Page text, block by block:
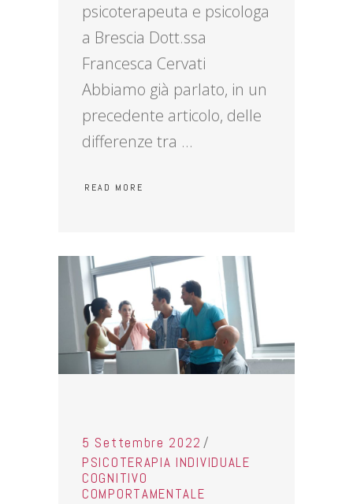
psicoterapeuta e psicologa
a Brescia Dott.ssa
Francesca Cervati
Abbiamo già parlato, in un
precedente articolo, delle
differenze tra
READ MORE
5 Settembre 2022
PSICOTERAPIA INDIVIDUALE
COGNITIVO
COMPORTAMENTALE